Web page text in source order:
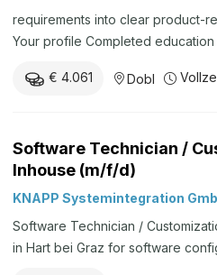
requirements into clear product-related input
Your profile Completed education
professional experience
implementation Motivation to
technical expertise and personal
additional foreign language skills
Collaboration in a young,
decision-making paths Use of
€ 4.061 Dobl
Software Technician /
Inhouse (m/f/d)
KNAPP Systemintegration
Software Technician /
in Hart bei Graz for software